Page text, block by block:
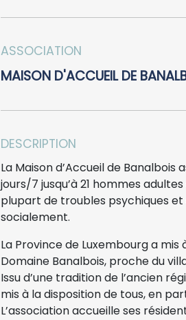
ASSOCIATION
MAISON D'ACCUEIL DE
DESCRIPTION
La Maison d’Accueil de
jours/7 jusqu’à 21 hommes
plupart de troubles psychiques
socialement.
La Province de Luxembourg a
Domaine Banalbois, proche du
Issu d’une tradition de l’ancien
mis à la disposition de tous, en
L’association accueille ses